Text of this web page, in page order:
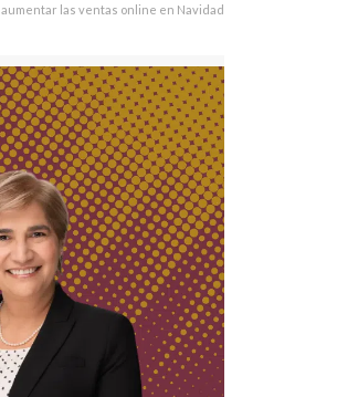
aumentar las ventas online en Navidad